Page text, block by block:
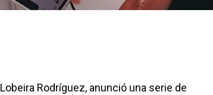
Rodríguez, anunció una serie de